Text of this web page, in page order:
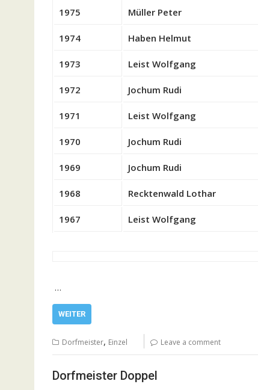
1975 Müller Peter
1974 Haben Helmut
1973 Leist Wolfgang
1972 Jochum Rudi
1971 Leist Wolfgang
1970 Jochum Rudi
1969 Jochum Rudi
1968 Recktenwald Lothar
1967 Leist Wolfgang
…
WEITER
Dorfmeister, Einzel Leave a comment
Dorfmeister Doppel